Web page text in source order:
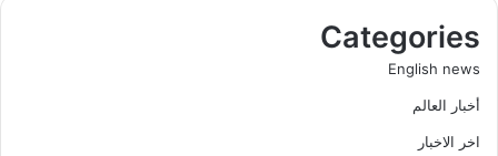
Categories
English news
أخبار العالم
اخر الاخبار